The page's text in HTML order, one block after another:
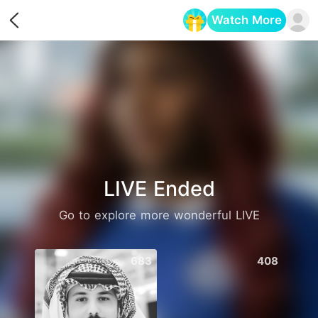
Watch More
LIVE Ended
Go to explore more wonderful LIVE
683 408
Opens in a new tab